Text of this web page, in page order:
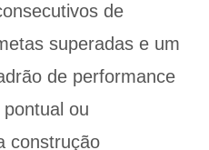
de
superadas e um
de performance
ou
construção